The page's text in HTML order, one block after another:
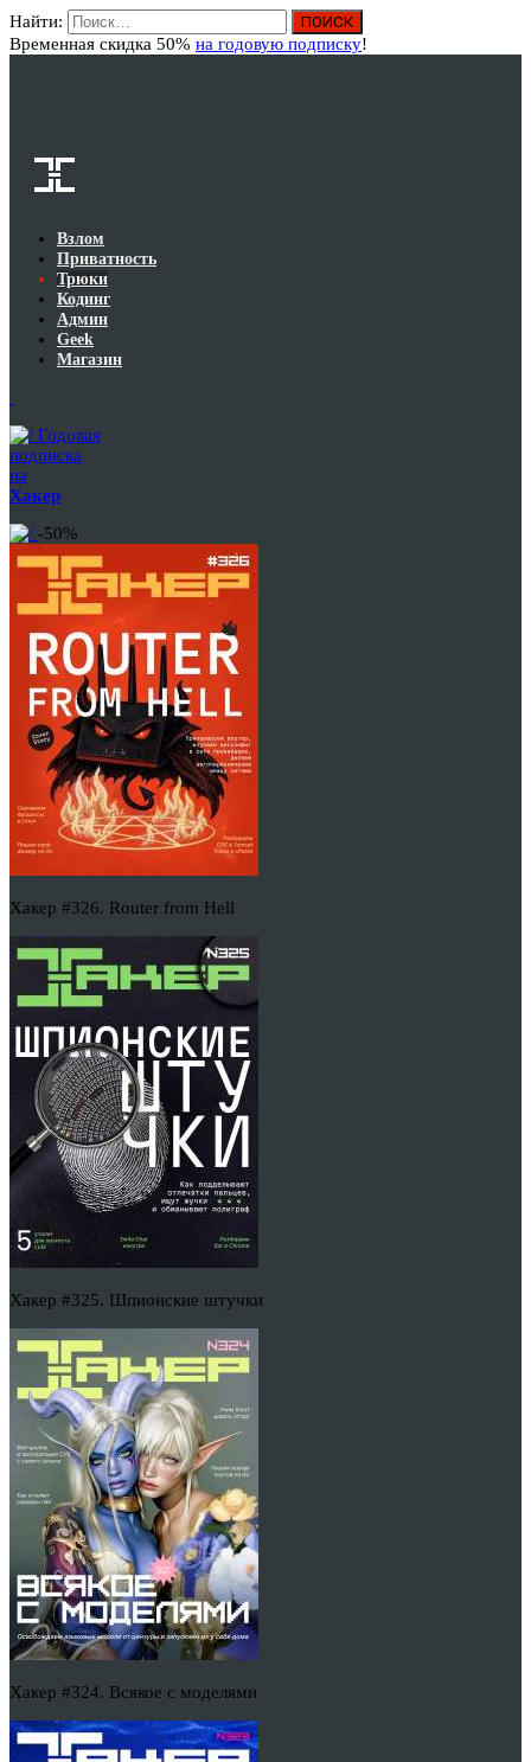
Найти:
Временная скидка 50% на годовую подписку!
Взлом
Приватность
Трюки
Кодинг
Админ
Geek
Магазин
Годовая
подписка
на
Хакер
-50%
Хакер #326. Router from Hell
Хакер #325. Шпионские штучки
Хакер #324. Всякое с моделями